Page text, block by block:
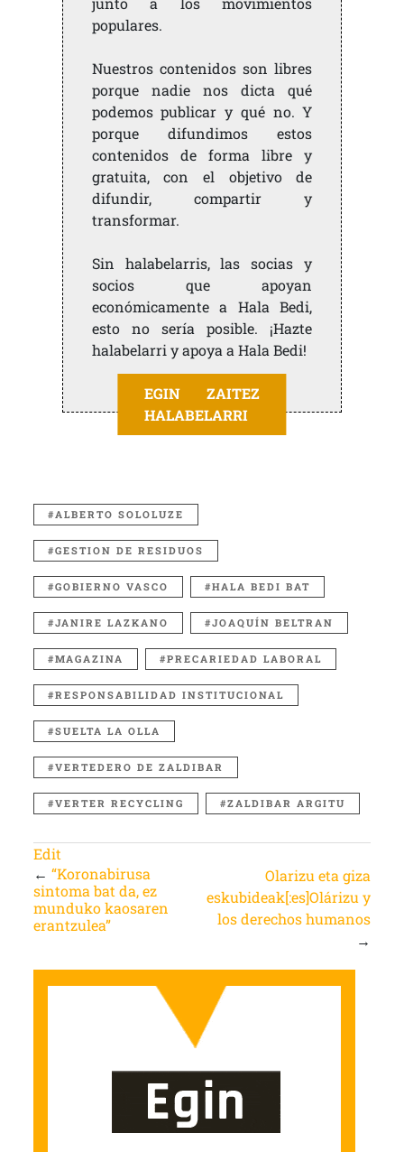
populares.
Nuestros contenidos son libres
porque nadie nos dicta qué
podemos publicar y qué no. Y
porque difundimos estos
contenidos de forma libre y
gratuita, con el objetivo de
difundir, compartir y
transformar.
Sin halabelarris, las socias y
socios que apoyan
económicamente a Hala Bedi,
esto no sería posible. ¡Hazte
halabelarri y apoya a Hala Bedi!
EGIN ZAITEZ
HALABELARRI
ALBERTO SOLOLUZE
GESTION DE RESIDUOS
GOBIERNO VASCO HALA BEDI BAT
JANIRE LAZKANO JOAQUÍN BELTRAN
MAGAZINA PRECARIEDAD LABORAL
RESPONSABILIDAD INSTITUCIONAL
SUELTA LA OLLA
VERTEDERO DE ZALDIBAR
VERTER RECYCLING ZALDIBAR ARGITU
Edit
← “Koronabirusa
sintoma bat da, ez
munduko kaosaren
erantzulea”
Olarizu eta giza
eskubideak[:es]Olárizu y
los derechos humanos
→